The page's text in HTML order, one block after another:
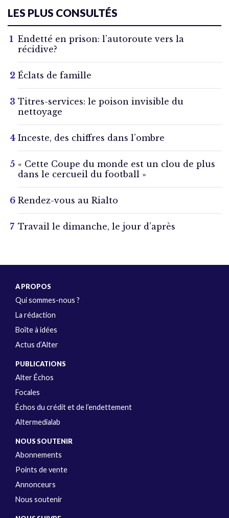
LES PLUS CONSULTÉS
Endetté en prison: l’autoroute vers la
récidive?
Éclats de famille
Titres-services: le poison invisible du
nettoyage
Inceste, des chiffres dans l’ombre
« Cette Coupe du monde est un clou de plus
dans le cercueil du football »
Rendez-vous au Rialto
Travail le dimanche, le jour d’après
A PROPOS
Qui sommes-nous ?
La rédaction
Boîte à idées
Actus d’Alter
PUBLICATIONS
Alter Échos
Focales
Échos du crédit et de l’endettement
Altermedialab
NOUS SOUTENIR
Abonnements
Points de vente
Annonceurs
Nous soutenir